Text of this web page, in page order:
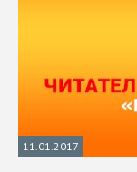
11.01.2017